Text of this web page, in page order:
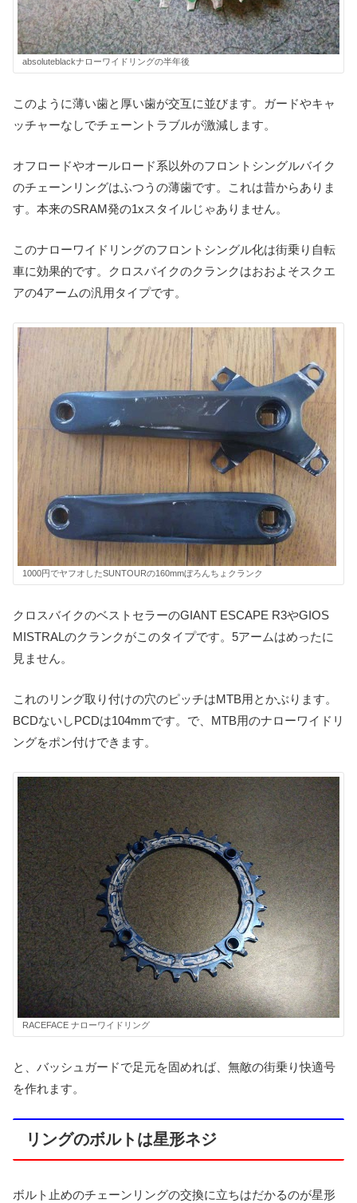
absoluteblackナローワイドリングの半年後
このように薄い歯と厚い歯が交互に並びます。ガードやキャ
ッチャーなしでチェーントラブルが激減します。
オフロードやオールロード系以外のフロントシングルバイク
のチェーンリングはふつうの薄歯です。これは昔からありま
す。本来のSRAM発の1xスタイルじゃありません。
このナローワイドリングのフロントシングル化は街乗り自転
車に効果的です。クロスバイクのクランクはおおよそスクエ
アの4アームの汎用タイプです。
1000円でヤフオしたSUNTOURの160mmぼろんちょクランク
クロスバイクのベストセラーのGIANT ESCAPE R3やGIOS
MISTRALのクランクがこのタイプです。5アームはめったに
見ません。
これのリング取り付けの穴のピッチはMTB用とかぶります。
BCDないしPCDは104mmです。で、MTB用のナローワイドリ
ングをポン付けできます。
RACEFACE ナローワイドリング
と、バッシュガードで足元を固めれば、無敵の街乗り快適号
を作れます。
リングのボルトは星形ネジ
ボルト止めのチェーンリングの交換に立ちはだかるのが星形